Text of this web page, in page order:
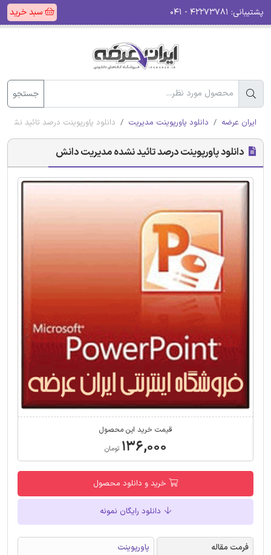
پشتیبانی: سبد خرید
جستجو
ایران عرضه دانلود پاورپوینت مدیریت دانلود پاورپوینت درصد تائید
دانلود پاورپوینت درصد تائید نشده مدیریت دانش
قیمت خرید این محصول
۱۳۶,۰۰۰ تومان
خرید و دانلود محصول
دانلود رایگان نمونه
فرمت مقاله
پاورپوینت